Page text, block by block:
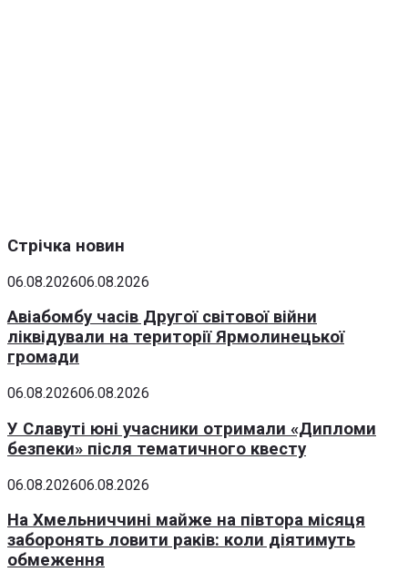
Стрічка новин
06.08.202606.08.2026
Авіабомбу часів Другої світової війни
ліквідували на території Ярмолинецької
громади
06.08.202606.08.2026
У Славуті юні учасники отримали «Дипломи
безпеки» після тематичного квесту
06.08.202606.08.2026
На Хмельниччині майже на півтора місяця
заборонять ловити раків: коли діятимуть
обмеження